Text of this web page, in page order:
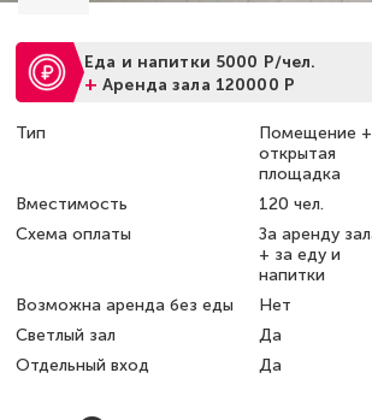
Еда и напитки 5000 Р/чел.
+ Аренда зала 120000 Р
Тип
Помещение +
открытая
площадка
Вместимость
120 чел.
Схема оплаты
За аренду
+ за еду и
напитки
Возможна аренда без еды
Нет
Светлый зал
Да
Отдельный вход
Да